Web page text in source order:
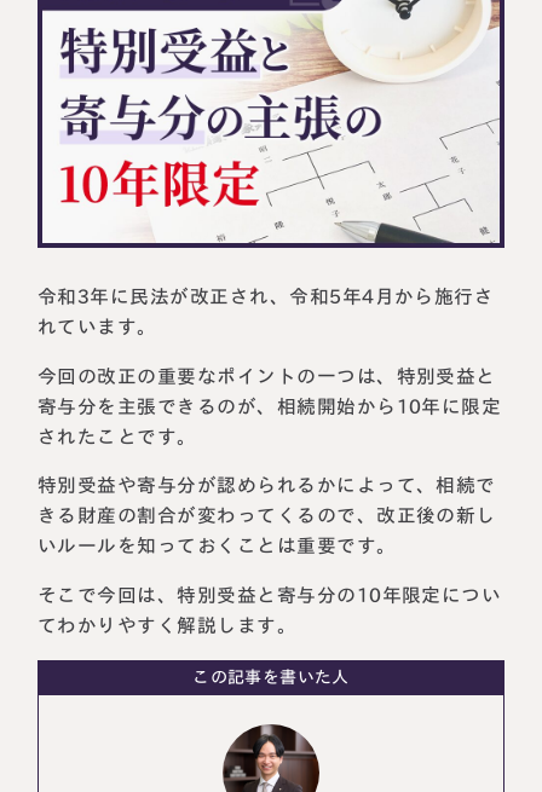
相続を学ぶ
相続に備えたい方へ
生前対策相談について
相続税試算について
料金表
お客様の声
私たちについて
選ばれる理由
税理士紹介
相続について学ぶ
相続コラム
令和3年に民法が改正され、令和5年4月から施行さ
れています。
今回の改正の重要なポイントの一つは、特別受益と
寄与分を主張できるのが、相続開始から10年に限定
されたことです。
特別受益や寄与分が認められるかによって、相続で
きる財産の割合が変わってくるので、改正後の新し
いルールを知っておくことは重要です。
そこで今回は、特別受益と寄与分の10年限定につい
てわかりやすく解説します。
この記事を書いた人